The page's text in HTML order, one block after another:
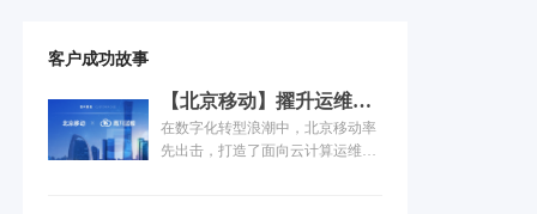
客户成功故事
【北京移动】擢升运维价
值，引领信息产业发展
在数字化转型浪潮中，北京移动率
先出击，打造了面向云计算运维场